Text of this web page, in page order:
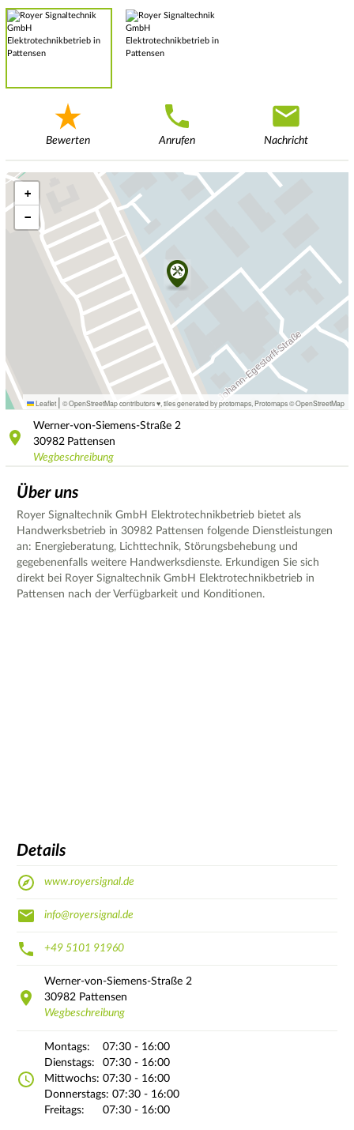
Bewerten Anrufen Nachricht
+
−
Leaflet | © OpenStreetMap contributors ♥, tiles generated by protomaps Protomaps©OpenStreetMap
Werner-von-Siemens-Straße 2
30982 Pattensen
Wegbeschreibung
Über uns
Royer Signaltechnik GmbH Elektrotechnikbetrieb bietet als
Handwerksbetrieb in 30982 Pattensen folgende Dienstleistungen
an: Energieberatung, Lichttechnik, Störungsbehebung und
gegebenenfalls weitere Handwerksdienste. Erkundigen Sie sich
direkt bei Royer Signaltechnik GmbH Elektrotechnikbetrieb in
Pattensen nach der Verfügbarkeit und Konditionen.
Details
www.royersignal.de
info@royersignal.de
+49 5101 91960
Werner-von-Siemens-Straße 2
30982 Pattensen
Wegbeschreibung
Montags:
07:30 - 16:00
Dienstags:
07:30 - 16:00
Mittwochs: 07:30 - 16:00
Donnerstags: 07:30 - 16:00
Freitags:
07:30 - 16:00